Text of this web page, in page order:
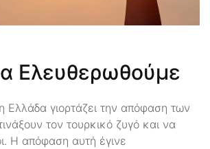
Ελευθερωθούμε
Ελλάδα γιορτάζει την απόφαση των
τον τουρκικό ζυγό και να
Η απόφαση αυτή έγινε